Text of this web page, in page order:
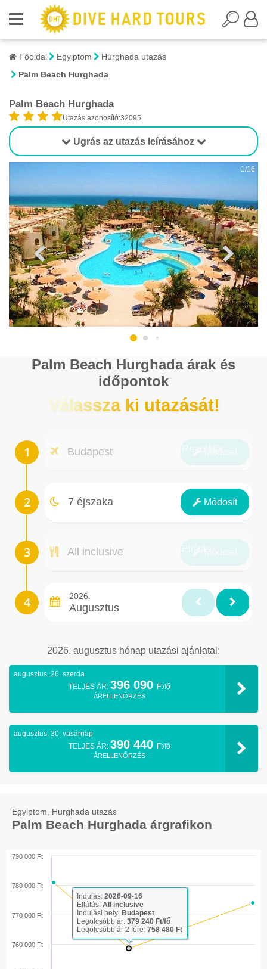
Főoldal Egyiptom
Hurghada utazás
Palm Beach Hurghada
Palm Beach Hurghada
Utazás azonosító:32095
Ugrás az utazás leírásához
1/16
Palm Beach Hurghada árak és
időpontok
Válassza ki utazását!
Budapest
7 éjszaka Módosít
Éjszakák
All inclusive
2026.
Augusztus
2026. augusztus hónap utazási ajánlatai:
augusztus. 26. szerda
TELJES ÁR: 396 090 Ft/fő
ÁRELLENŐRZÉS
augusztus. 30. vasárnap
TELJES ÁR: 390 440 Ft/fő
ÁRELLENŐRZÉS
Egyiptom, Hurghada utazás
Palm Beach Hurghada árgrafikon
760 000 Ft
770 000 Ft
780 000 Ft
790 000 Ft
Indulás: 2026-09-16
Ellátás: All inclusive
Indulási hely: Budapest
Legolcsóbb ár: 379 240 Ft/fő
Legolcsóbb ár 2 főre: 758 480 Ft